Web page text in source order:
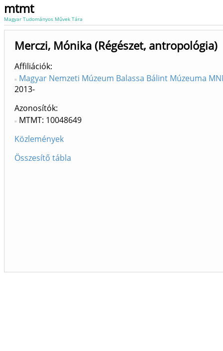
mtmt
Magyar Tudományos Művek Tára
Merczi, Mónika (Régészet, antropológia)
Affiliációk
Magyar Nemzeti Múzeum Balassa Bálint Múzeuma
2013-
Azonosítók
MTMT: 10048649
Közlemények
Összesítő tábla